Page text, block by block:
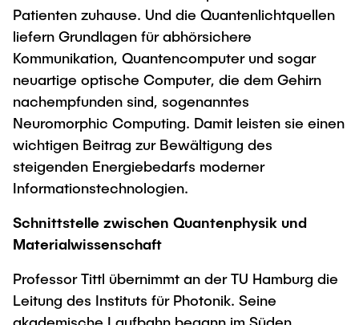
Patienten zuhause. Und die Quantenlichtquellen
liefern Grundlagen für abhörsichere
Kommunikation, Quantencomputer und sogar
neuartige optische Computer, die dem Gehirn
nachempfunden sind, sogenanntes
Neuromorphic Computing. Damit leisten sie einen
wichtigen Beitrag zur Bewältigung des
steigenden Energiebedarfs moderner
Informationstechnologien.
Schnittstelle zwischen Quantenphysik und
Materialwissenschaft
Professor Tittl übernimmt an der TU Hamburg die
Leitung des Instituts für Photonik. Seine